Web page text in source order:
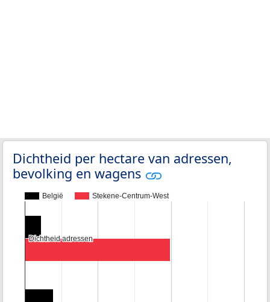
Dichtheid per hectare van adressen,
bevolking en wagens
België Stekene-Centrum-West
Dichtheid adressen
Dichtheid adressen